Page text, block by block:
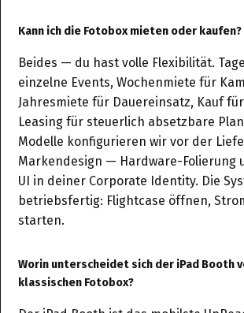
Kann ich die Fotobox mieten oder kaufen?
Beides — du hast volle Flexibilität.
einzelne Events, Wochenmiete für
Jahresmiete für Dauereinsatz, Kauf
Leasing für steuerlich absetzbare
Modelle konfigurieren wir vor der
Markendesign — Hardware-Folierung
UI in deiner Corporate Identity. Die
betriebsfertig: Flightcase öffnen,
starten.
Worin unterscheidet sich der iPad Booth
klassischen Fotobox?